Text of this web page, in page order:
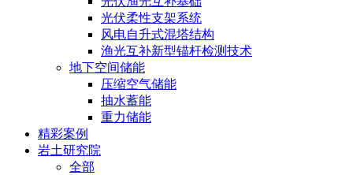
光伏柔性支架系统
风电自升式混塔结构
渔光互补新型锚杆检测技术
地下空间储能
压缩空气储能
抽水蓄能
重力储能
精彩案例
岩土研究院
全部